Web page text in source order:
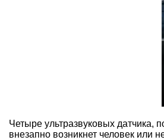
Четыре ультразвуковых датчика,
внезапно возникнет человек или